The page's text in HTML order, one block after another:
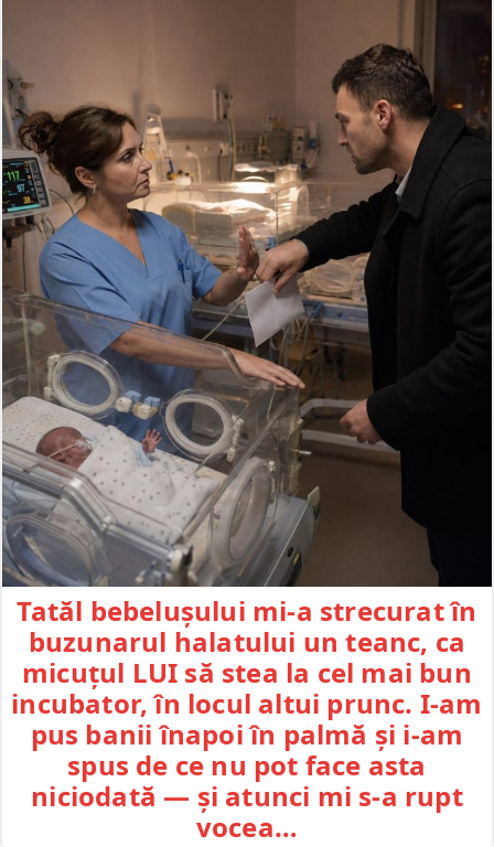
Tatăl bebelușului mi-a strecurat în
buzunarul halatului un teanc, ca
micuțul LUI să stea la cel mai bun
incubator, în locul altui prunc. I-am
pus banii înapoi în palmă și i-am
spus de ce nu pot face asta
niciodată — și atunci mi s-a rupt
vocea…